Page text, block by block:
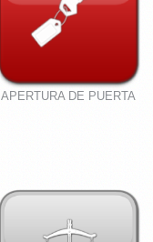
APERTURA DE PUERTA